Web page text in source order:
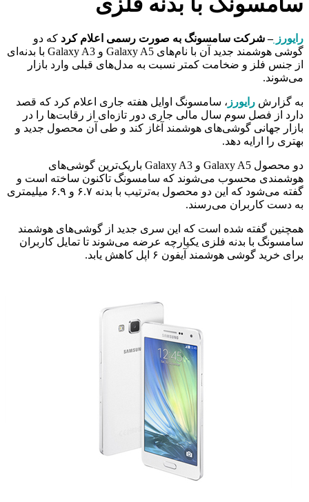
رایورز– شرکت سامسونگ به صورت رسمی اعلام کرد که دو
گوشی هوشمند جدید آن با نام‌های Galaxy A5 و Galaxy A3 با بدنه‌ای
از جنس فلز و ضخامت کمتر نسبت به مدل‌های قبلی وارد بازار
می‌شوند.
به گزارش رایورز ، سامسونگ اوایل هفته جاری اعلام کرد که قصد
دارد از فصل سوم سال مالی جاری دور تازه‌ای از رقابت‌ها را در
بازار جهانی گوشی‌های هوشمند آغاز کند و طی آن محصول جدید و
بهتری را ارایه دهد.
دو محصول Galaxy A5 و Galaxy A3 باریک‌ترین گوشی‌های
هوشمندی محسوب می‌شوند که سامسونگ تاکنون ساخته است و
گفته می‌شود که این دو محصول به‌ترتیب با بدنه ۶.۷ و ۶.۹ میلیمتری
به دست کاربران می‌رسند.
همچنین گفته شده است که این سری جدید از گوشی‌های هوشمند
سامسونگ با بدنه فلزی یکپارچه عرضه می‌شوند تا تمایل کاربران
برای خرید گوشی هوشمند آیفون ۶ اپل کاهش یابد.